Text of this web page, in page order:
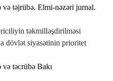
və təjrübə. Еlmi-nəzəri jurnal.
təkmilləşdirilməsi
dövlət siyasətinin prioritet
və təcrübə Bakı